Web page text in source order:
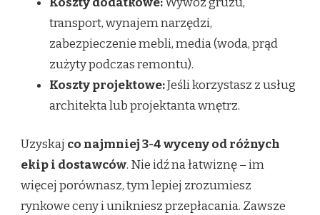
transport, wynajem narzędzi,
zabezpieczenie mebli, media (woda, prąd
zużyty podczas remontu).
Koszty projektowe:Jeśli korzystasz z usług
architekta lub projektanta wnętrz.
Uzyskaj co najmniej 3-4 wyceny od różnych
ekip i dostawców. Nie idź na łatwiznę – im
więcej porównasz, tym lepiej zrozumiesz
rynkowe ceny i unikniesz przepłacania. Zawsze